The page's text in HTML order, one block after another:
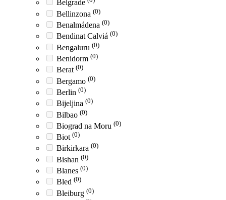
Belgrade
Bellinzona (0)
Benalmádena (0)
Bendinat Calviá (0)
Bengaluru (0)
Benidorm (0)
Berat (0)
Bergamo (0)
Berlin (0)
Bijeljina (0)
Bilbao (0)
Biograd na Moru (0)
Biot (0)
Birkirkara (0)
Bishan (0)
Blanes (0)
Bled (0)
Bleiburg (0)